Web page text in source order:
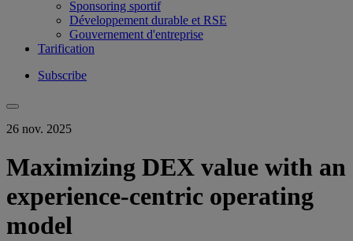
Sponsoring sportif
Développement durable et RSE
Gouvernement d'entreprise
Tarification
Subscribe
26 nov. 2025
Maximizing DEX value with an
experience-centric operating
model